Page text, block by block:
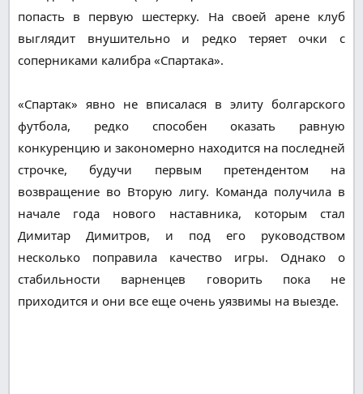
попасть в первую шестерку. На своей арене клуб
выглядит внушительно и редко теряет очки с
соперниками калибра «Спартака».
«Спартак» явно не вписалася в элиту болгарского
футбола, редко способен оказать равную
конкуренцию и закономерно находится на последней
строчке, будучи первым претендентом на
возвращение во Вторую лигу. Команда получила в
начале года нового наставника, которым стал
Димитар Димитров, и под его руководством
несколько поправила качество игры. Однако о
стабильности варненцев говорить пока не
приходится и они все еще очень уязвимы на выезде.